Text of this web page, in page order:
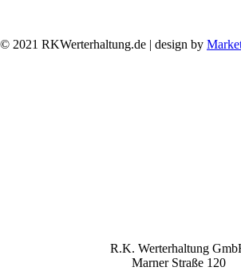
© 2021 RKWerterhaltung.de | design by
R.K. Werterhaltung
Marner Straße 120